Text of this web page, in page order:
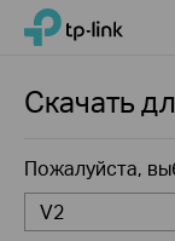
Click
navigation
TP-Link, Reliably
Скачать
Пожалуйста,
V2